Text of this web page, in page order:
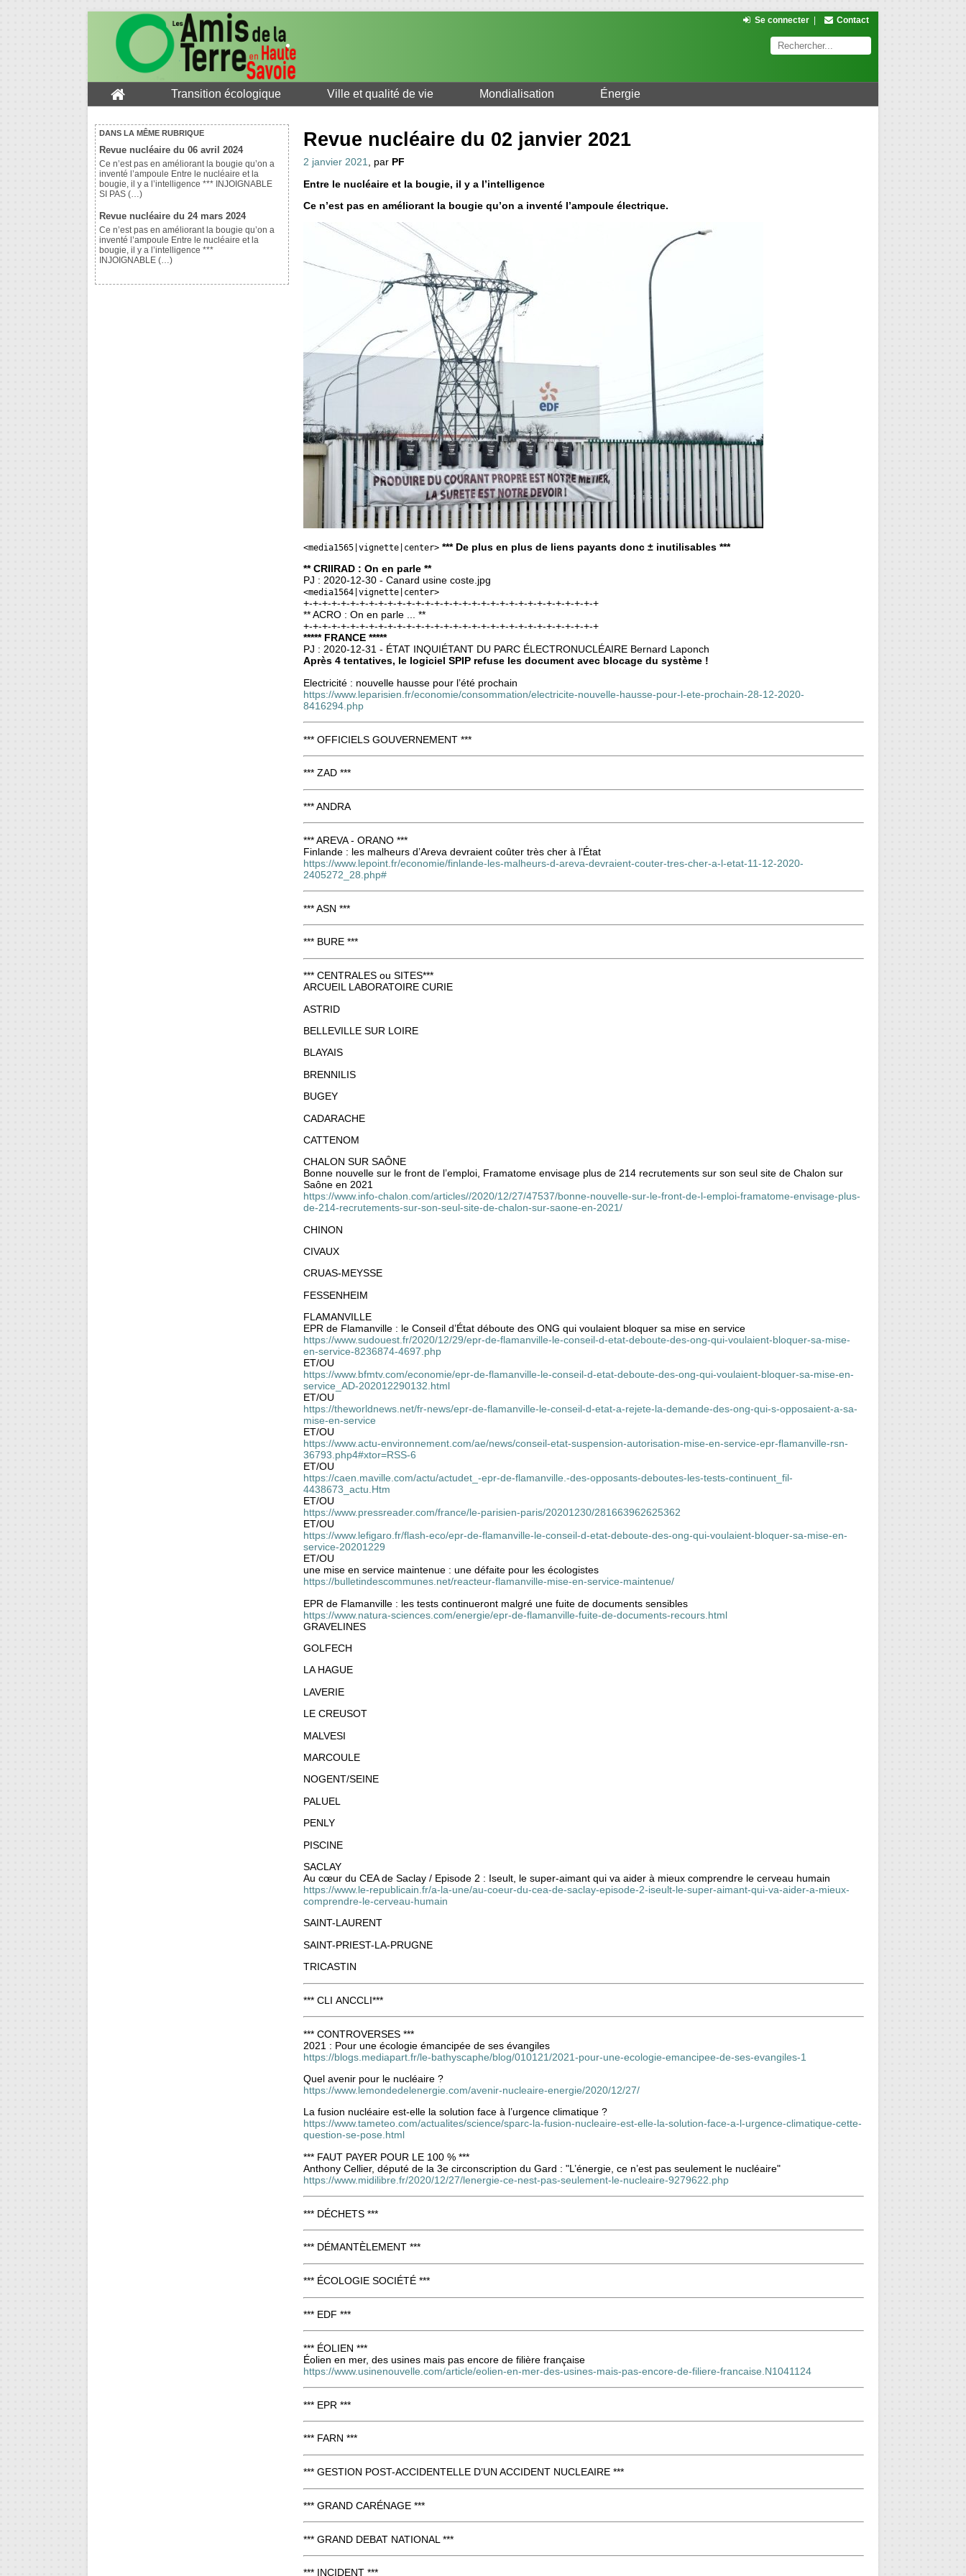
Se connecter Contact
Transition écologique Ville et qualité de vie Mondialisation Énergie
DANS LA MÊME RUBRIQUE
Revue nucléaire du 06 avril 2024
Ce n’est pas en améliorant la bougie qu’on a
inventé l’ampoule Entre le nucléaire et la
bougie, il y a l’intelligence *** INJOIGNABLE
SI PAS (…)
Revue nucléaire du 24 mars 2024
Ce n’est pas en améliorant la bougie qu’on a
inventé l’ampoule Entre le nucléaire et la
bougie, il y a l’intelligence ***
INJOIGNABLE (…)
Revue nucléaire du 02 janvier 2021
2 janvier 2021, par PF
Entre le nucléaire et la bougie, il y a l’intelligence
Ce n’est pas en améliorant la bougie qu’on a inventé l’ampoule électrique.
<media1565|vignette|center> *** De plus en plus de liens payants donc ± inutilisables ***
** CRIIRAD : On en parle **
PJ : 2020-12-30 - Canard usine coste.jpg
<media1564|vignette|center>
+-+-+-+-+-+-+-+-+-+-+-+-+-+-+-+-+-+-+-+-+-+-+-+-+-+-+-+-+-+-+-+
** ACRO : On en parle ... **
+-+-+-+-+-+-+-+-+-+-+-+-+-+-+-+-+-+-+-+-+-+-+-+-+-+-+-+-+-+-+-+
***** FRANCE *****
PJ : 2020-12-31 - ÉTAT INQUIÉTANT DU PARC ÉLECTRONUCLÉAIRE Bernard Laponch
Après 4 tentatives, le logiciel SPIP refuse les document avec blocage du système !
Electricité : nouvelle hausse pour l’été prochain
https://www.leparisien.fr/economie/consommation/electricite-nouvelle-hausse-pour-l-ete-prochain-28-12-2020-
8416294.php
*** OFFICIELS GOUVERNEMENT ***
*** ZAD ***
*** ANDRA
*** AREVA - ORANO ***
Finlande : les malheurs d’Areva devraient coûter très cher à l’État
https://www.lepoint.fr/economie/finlande-les-malheurs-d-areva-devraient-couter-tres-cher-a-l-etat-11-12-2020-
2405272_28.php#
*** ASN ***
*** BURE ***
*** CENTRALES ou SITES***
ARCUEIL LABORATOIRE CURIE
ASTRID
BELLEVILLE SUR LOIRE
BLAYAIS
BRENNILIS
BUGEY
CADARACHE
CATTENOM
CHALON SUR SAÔNE
Bonne nouvelle sur le front de l’emploi, Framatome envisage plus de 214 recrutements sur son seul site de Chalon sur
Saône en 2021
https://www.info-chalon.com/articles//2020/12/27/47537/bonne-nouvelle-sur-le-front-de-l-emploi-framatome-envisage-plus-
de-214-recrutements-sur-son-seul-site-de-chalon-sur-saone-en-2021/
CHINON
CIVAUX
CRUAS-MEYSSE
FESSENHEIM
FLAMANVILLE
EPR de Flamanville : le Conseil d’État déboute des ONG qui voulaient bloquer sa mise en service
https://www.sudouest.fr/2020/12/29/epr-de-flamanville-le-conseil-d-etat-deboute-des-ong-qui-voulaient-bloquer-sa-mise-
en-service-8236874-4697.php
ET/OU
https://www.bfmtv.com/economie/epr-de-flamanville-le-conseil-d-etat-deboute-des-ong-qui-voulaient-bloquer-sa-mise-en-
service_AD-202012290132.html
ET/OU
https://theworldnews.net/fr-news/epr-de-flamanville-le-conseil-d-etat-a-rejete-la-demande-des-ong-qui-s-opposaient-a-sa-
mise-en-service
ET/OU
https://www.actu-environnement.com/ae/news/conseil-etat-suspension-autorisation-mise-en-service-epr-flamanville-rsn-
36793.php4#xtor=RSS-6
ET/OU
https://caen.maville.com/actu/actudet_-epr-de-flamanville.-des-opposants-deboutes-les-tests-continuent_fil-
4438673_actu.Htm
ET/OU
https://www.pressreader.com/france/le-parisien-paris/20201230/281663962625362
ET/OU
https://www.lefigaro.fr/flash-eco/epr-de-flamanville-le-conseil-d-etat-deboute-des-ong-qui-voulaient-bloquer-sa-mise-en-
service-20201229
ET/OU
une mise en service maintenue : une défaite pour les écologistes
https://bulletindescommunes.net/reacteur-flamanville-mise-en-service-maintenue/
EPR de Flamanville : les tests continueront malgré une fuite de documents sensibles
https://www.natura-sciences.com/energie/epr-de-flamanville-fuite-de-documents-recours.html
GRAVELINES
GOLFECH
LA HAGUE
LAVERIE
LE CREUSOT
MALVESI
MARCOULE
NOGENT/SEINE
PALUEL
PENLY
PISCINE
SACLAY
Au cœur du CEA de Saclay / Episode 2 : Iseult, le super-aimant qui va aider à mieux comprendre le cerveau humain
https://www.le-republicain.fr/a-la-une/au-coeur-du-cea-de-saclay-episode-2-iseult-le-super-aimant-qui-va-aider-a-mieux-
comprendre-le-cerveau-humain
SAINT-LAURENT
SAINT-PRIEST-LA-PRUGNE
TRICASTIN
*** CLI ANCCLI***
*** CONTROVERSES ***
2021 : Pour une écologie émancipée de ses évangiles
https://blogs.mediapart.fr/le-bathyscaphe/blog/010121/2021-pour-une-ecologie-emancipee-de-ses-evangiles-1
Quel avenir pour le nucléaire ?
https://www.lemondedelenergie.com/avenir-nucleaire-energie/2020/12/27/
La fusion nucléaire est-elle la solution face à l’urgence climatique ?
https://www.tameteo.com/actualites/science/sparc-la-fusion-nucleaire-est-elle-la-solution-face-a-l-urgence-climatique-cette-
question-se-pose.html
*** FAUT PAYER POUR LE 100 % ***
Anthony Cellier, député de la 3e circonscription du Gard : "L’énergie, ce n’est pas seulement le nucléaire"
https://www.midilibre.fr/2020/12/27/lenergie-ce-nest-pas-seulement-le-nucleaire-9279622.php
*** DÉCHETS ***
*** DÉMANTÈLEMENT ***
*** ÉCOLOGIE SOCIÉTÉ ***
*** EDF ***
*** ÉOLIEN ***
Éolien en mer, des usines mais pas encore de filière française
https://www.usinenouvelle.com/article/eolien-en-mer-des-usines-mais-pas-encore-de-filiere-francaise.N1041124
*** EPR ***
*** FARN ***
*** GESTION POST-ACCIDENTELLE D’UN ACCIDENT NUCLEAIRE ***
*** GRAND CARÉNAGE ***
*** GRAND DEBAT NATIONAL ***
*** INCIDENT ***